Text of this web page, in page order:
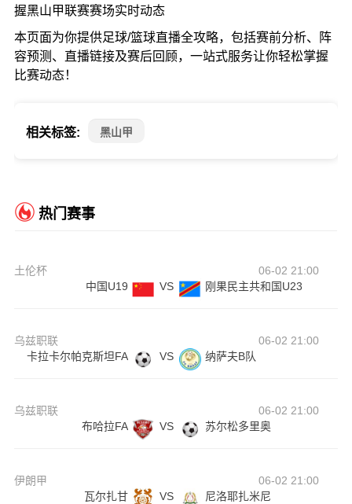
握黑山甲联赛赛场实时动态
本页面为你提供足球/篮球直播全攻略，包括赛前分析、阵
容预测、直播链接及赛后回顾，一站式服务让你轻松掌握
比赛动态！
相关标签: 黑山甲
热门赛事
土伦杯
06-02 21:00
中国U19
VS 刚果民主共和国U23
乌兹职联
06-02 21:00
卡拉卡尔帕克斯坦FA
VS 纳萨夫B队
乌兹职联
06-02 21:00
布哈拉FA
VS 苏尔松多里奥
伊朗甲
06-02 21:00
瓦尔扎甘
VS 尼洛耶扎米尼